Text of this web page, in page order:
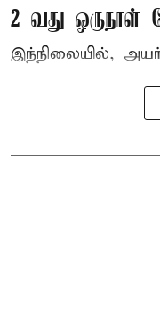
2 வது ஒருநாள்
இந்நிலையில்,